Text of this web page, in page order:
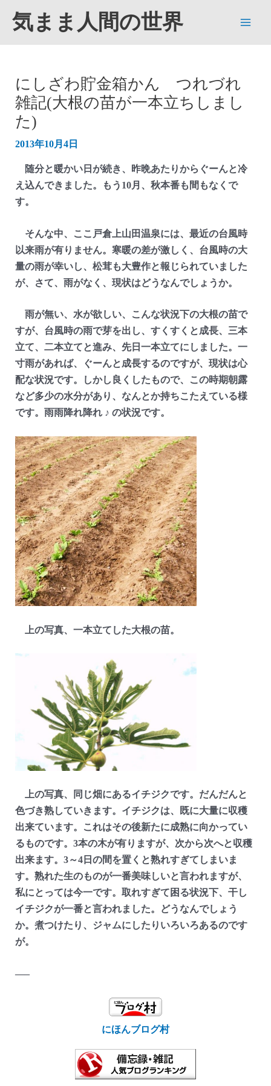
気まま人間の世界
にしざわ貯金箱かん つれづれ
雑記(大根の苗が一本立ちしまし
た)
2013年10月4日
随分と暖かい日が続き、昨晩あたりからぐーんと冷
え込んできました。もう10月、秋本番も間もなくで
す。
そんな中、ここ戸倉上山田温泉には、最近の台風時
以来雨が有りません。寒暖の差が激しく、台風時の大
量の雨が幸いし、松茸も大豊作と報じられていました
が、さて、雨がなく、現状はどうなんでしょうか。
雨が無い、水が欲しい、こんな状況下の大根の苗で
すが、台風時の雨で芽を出し、すくすくと成長、三本
立て、二本立てと進み、先日一本立てにしました。一
寸雨があれば、ぐーんと成長するのですが、現状は心
配な状況です。しかし良くしたもので、この時期朝露
など多少の水分があり、なんとか持ちこたえている様
です。雨雨降れ降れ ♪ の状況です。
上の写真、一本立てした大根の苗。
上の写真、同じ畑にあるイチジクです。だんだんと
色づき熟していきます。イチジクは、既に大量に収穫
出来ています。これはその後新たに成熟に向かってい
るものです。3本の木が有りますが、次から次へと収穫
出来ます。3～4日の間を置くと熟れすぎてしまいま
す。熟れた生のものが一番美味しいと言われますが、
私にとっては今一です。取れすぎて困る状況下、干し
イチジクが一番と言われました。どうなんでしょう
か。煮つけたり、ジャムにしたりいろいろあるのです
が。
—–
にほんブログ村